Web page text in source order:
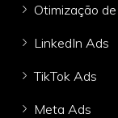
Otimização
LinkedIn Ads
TikTok Ads
Meta Ads